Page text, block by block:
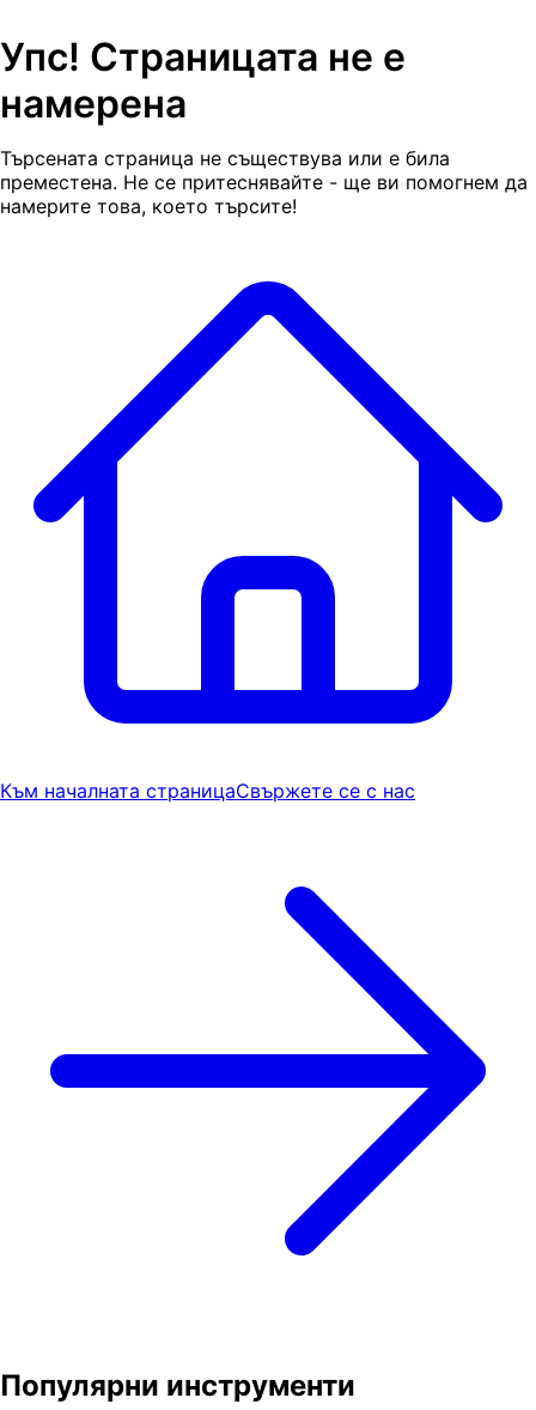
Упс! Страницата не е
намерена
Търсената страница не съществува или е била
преместена. Не се притеснявайте - ще ви помогнем да
намерите това, което търсите!
Към началната страницаСвържете се с нас
Популярни инструменти